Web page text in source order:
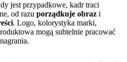
jest przypadkowe, kadr traci
od razu porządkuje obraz i
. Logo, kolorystyka marki,
mogą subtelnie pracować